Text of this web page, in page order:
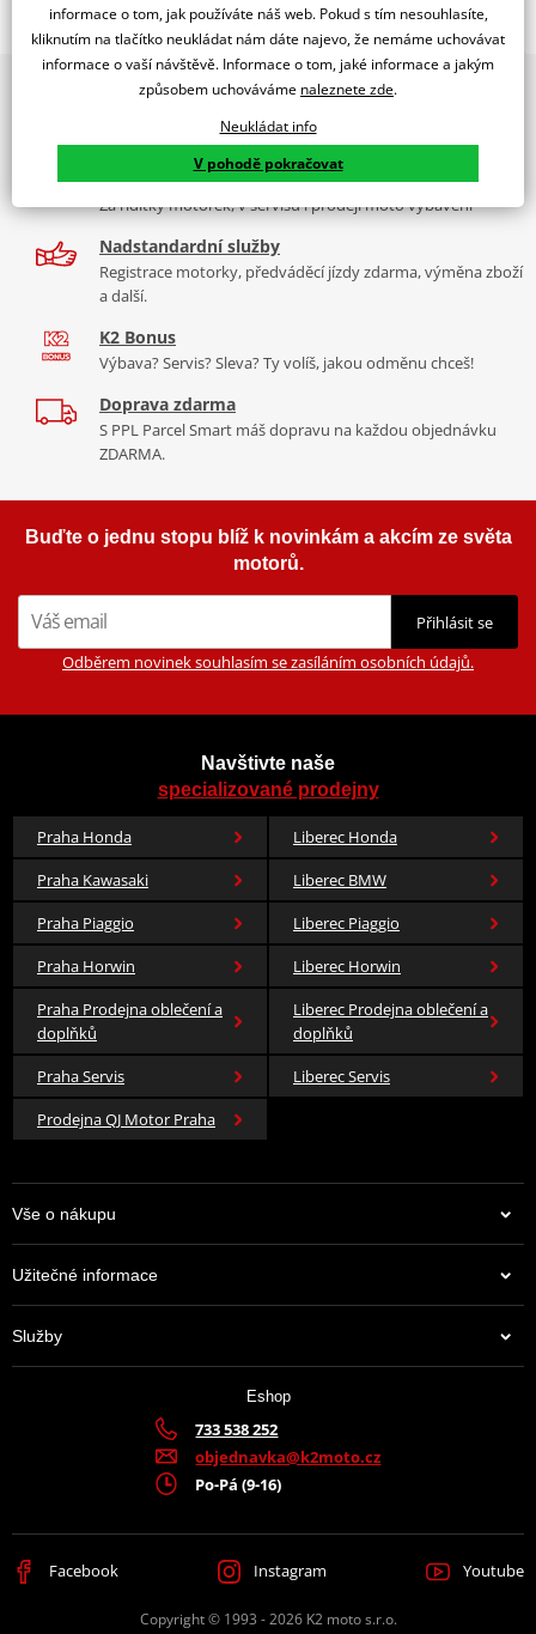
TOURING SCREEN HONDA NC700X 12-13 C/BLACK
Tabulka velikostí
Co když mi to nebude
PUIG byl založen v roce 1964 ve Španělsku. Vyrábí se ve městě
Granollers poblíž Barcelony na ploše 8 000 m² v objektu, který se
dělí na 3 části: komerční, odlitkovou a kovových součástek. Již 40
let se účastní nejslavnějších závodů motocyklů po celém světě. V
naší nabídce naleznete doplňky a příslušenství například: plexi,
padací protektory a mnoho dalšího.
Zobrazit všechny produktyznačky PUIG
2x multibrand showroom
díly, to vše v Praze a Liberci
Více než 30 let zkušeností
Za řídítky motorek, v servisu i prodeji moto vybavení
Nadstandardní služby
Registrace motorky, předváděcí jízdy zdarma, výměna zboží
a další.
K2 Bonus
Výbava? Servis? Sleva? Ty volíš, jakou odměnu chceš!
Doprava zdarma
S PPL Parcel Smart máš dopravu na každou objednávku
ZDARMA.
Buďte o jednu stopu blíž k novinkám a akcím ze světa
motorů.
Přihlásit se
Odběrem novinek souhlasím se zasíláním osobních údajů.
Navštivte naše
specializované prodejny
Praha Honda
Liberec Honda
Praha Kawasaki
Liberec BMW
Praha Piaggio
Liberec Piaggio
Praha Horwin
Liberec Horwin
Praha Prodejna oblečení a
doplňků
Liberec Prodejna oblečení a
doplňků
Praha Servis
Liberec Servis
Prodejna QJ Motor Praha
Vše o nákupu
Užitečné informace
Služby
Eshop
733 538 252
objednavka@k2moto.cz
Po-Pá (9-16)
Facebook Instagram Youtube
Copyright © 1993 - 2026 K2 moto s.r.o.
informace o tom, jak používáte náš web. Pokud s tím nesouhlasíte,
kliknutím na tlačítko neukládat nám dáte najevo, že nemáme uchovávat
informace o vaší návštěvě. Informace o tom, jaké informace a jakým
způsobem uchováváme naleznete zde.
Neukládat info
V pohodě pokračovat